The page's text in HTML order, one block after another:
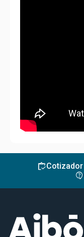
inventoryCotizador
contact_support